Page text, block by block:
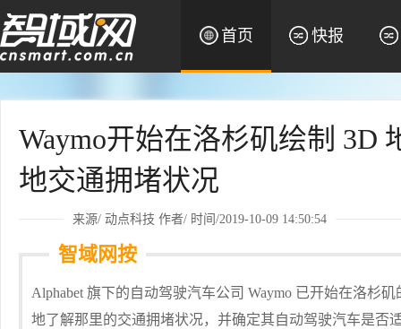
首页 快报
Waymo开始在洛杉矶绘制 3D
地交通拥堵状况
来源/ 动点科技 作者/ 时间/2019-10-09 14:50:54
智域网按
Alphabet 旗下的自动驾驶汽车公司 Waymo 已开始在洛杉
地了解那里的交通拥堵状况，并确定其自动驾驶汽车是否